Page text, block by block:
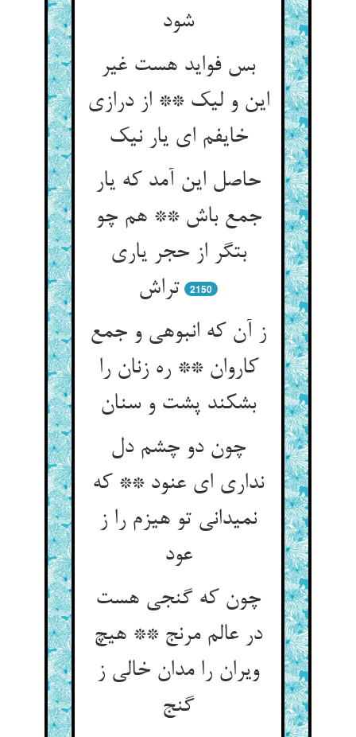
شود
بس فواید هست غیر
این و لیک ** از درازی
خایفم ای یار نیک‏
حاصل این آمد که یار
جمع باش ** هم چو
بتگر از حجر یاری
تراش‏
2150
ز آن که انبوهی و جمع
کاروان ** ره زنان را
بشکند پشت و سنان‏
چون دو چشم دل
نداری ای عنود ** که
نمی‏دانی تو هیزم را ز
عود
چون که گنجی هست
در عالم مرنج ** هیچ
ویران را مدان خالی ز
گنج‏